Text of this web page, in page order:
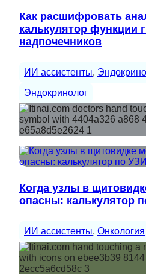
Как расшифровать
калькулятор функции
надпочечников
ИИ ассистенты,
Эндокринолог
Когда узлы в
опасны: калькулятор
ИИ ассистенты, Онкология